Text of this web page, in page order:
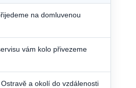
na domluvenou
vám kolo přivezeme
a okolí do vzdálenosti